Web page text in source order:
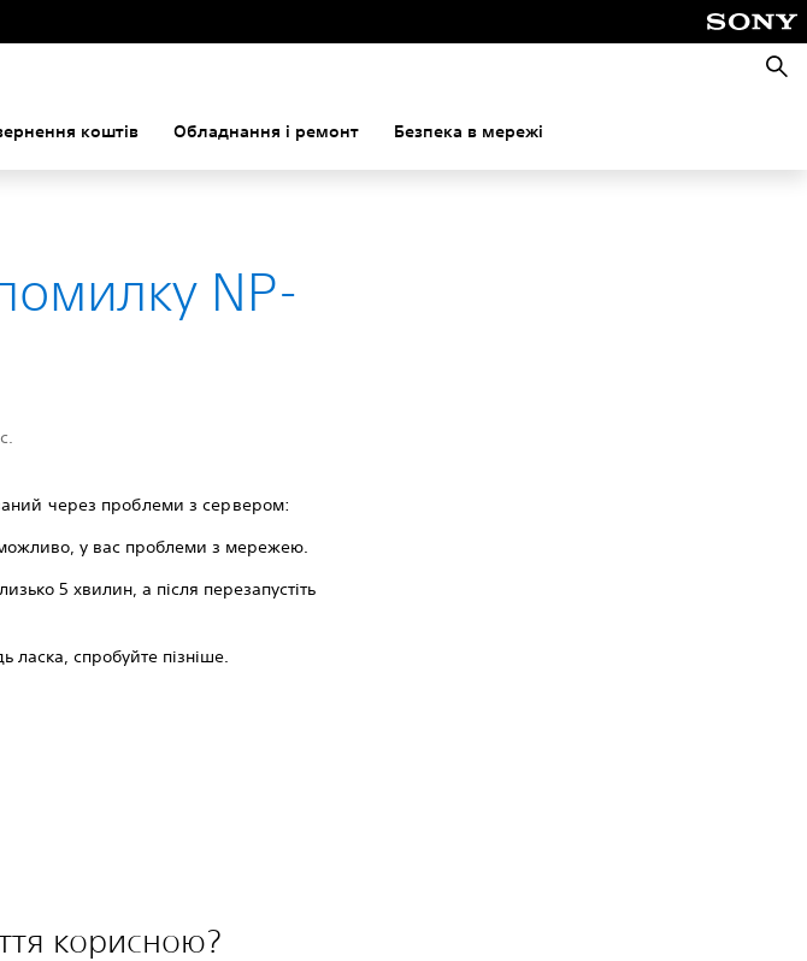
коштів Обладнання і ремонт Безпека в мережі
NP-
через проблеми з сервером:
можливо, у вас проблеми з мережею.
5 хвилин, а після перезапустіть
спробуйте пізніше.
корисною?